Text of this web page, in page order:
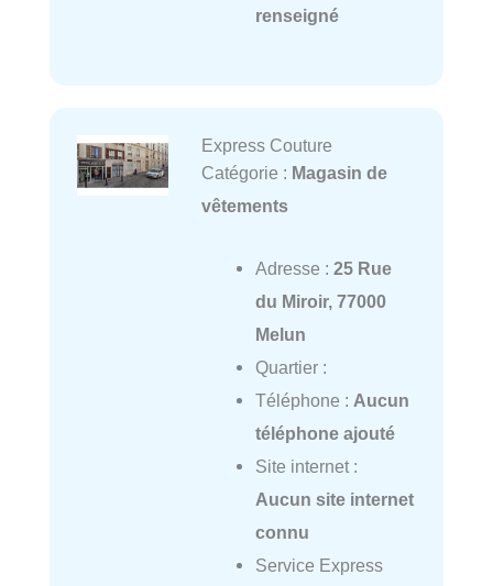
renseigné
Express Couture
Catégorie : Magasin de
vêtements
Adresse : 25 Rue
du Miroir, 77000
Melun
Quartier :
Téléphone : Aucun
téléphone ajouté
Site internet :
Aucun site internet
connu
Service Express